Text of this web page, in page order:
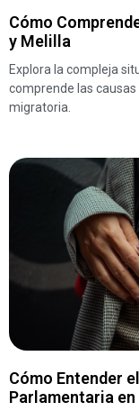
Cómo
y Melilla
Explora la compleja
comprende las
migratoria.
Cómo Entender
Parlamentaria en